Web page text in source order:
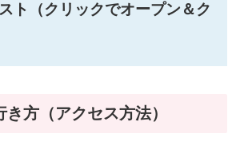
ト（クリックでオープン＆ク
方（アクセス方法）